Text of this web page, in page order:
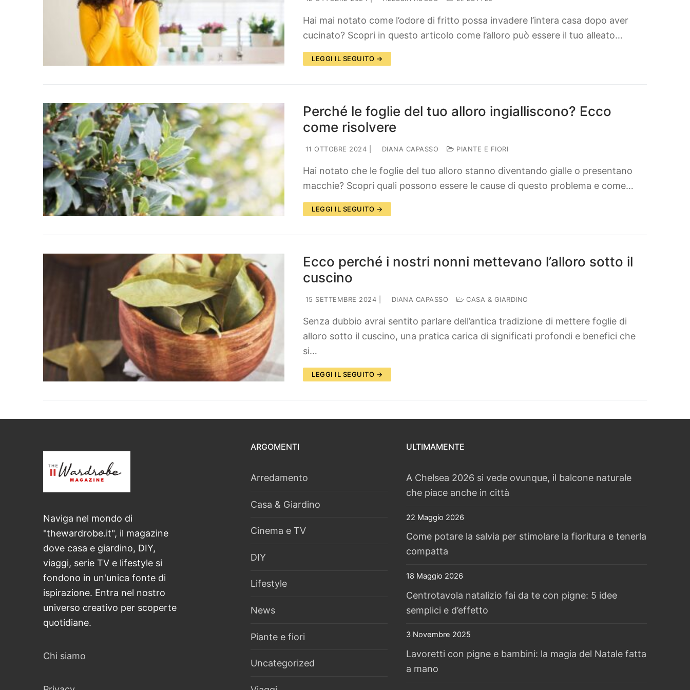
Arredamento
Piante e fiori
DIY
Lifestyle
Viaggi
Hai mai notato come l’odore di fritto possa invadere l’intera casa dopo aver
cucinato? Scopri in questo articolo come l’alloro può essere il tuo alleato…
LEGGI IL SEGUITO →
Perché le foglie del tuo alloro ingialliscono? Ecco
come risolvere
11 OTTOBRE 2024 DIANA CAPASSO PIANTE E FIORI
Hai notato che le foglie del tuo alloro stanno diventando gialle o presentano
macchie? Scopri quali possono essere le cause di questo problema e come…
LEGGI IL SEGUITO →
Ecco perché i nostri nonni mettevano l’alloro sotto il
cuscino
15 SETTEMBRE 2024 DIANA CAPASSO CASA & GIARDINO
Senza dubbio avrai sentito parlare dell’antica tradizione di mettere foglie di
alloro sotto il cuscino, una pratica carica di significati profondi e benefici che
si…
LEGGI IL SEGUITO →
Naviga nel mondo di
"thewardrobe.it", il magazine
dove casa e giardino, DIY,
viaggi, serie TV e lifestyle si
fondono in un'unica fonte di
ispirazione. Entra nel nostro
universo creativo per scoperte
quotidiane.
Chi siamo
ARGOMENTI
Arredamento
Casa & Giardino
Cinema e TV
DIY
Lifestyle
News
Piante e fiori
Uncategorized
ULTIMAMENTE
A Chelsea 2026 si vede ovunque, il balcone naturale
che piace anche in città
22 Maggio 2026
Come potare la salvia per stimolare la fioritura e tenerla
compatta
18 Maggio 2026
Centrotavola natalizio fai da te con pigne: 5 idee
semplici e d’effetto
3 Novembre 2025
Lavoretti con pigne e bambini: la magia del Natale fatta
a mano